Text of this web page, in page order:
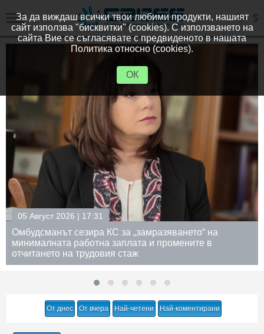
05 Август 2026 | 17:31
сезира КС за „замразяването“ на
работна заплата и промените в
на трудовия стаж
От днес От вчера Най-четени Най-коментирани
За да виждаш всички твои любими продукти, нашият
сайт използва "бисквитки" (cookies). С използването на
сайта Вие се съгласявате с предвиденото в нашата
Политика относно (cookies).
ОК